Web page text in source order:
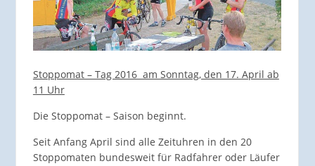
Stoppomat – Tag 2016 am Sonntag, den 17. April ab
11 Uhr
Die Stoppomat – Saison beginnt.
Seit Anfang April sind alle Zeituhren in den 20
Stoppomaten bundesweit für Radfahrer oder Läufer